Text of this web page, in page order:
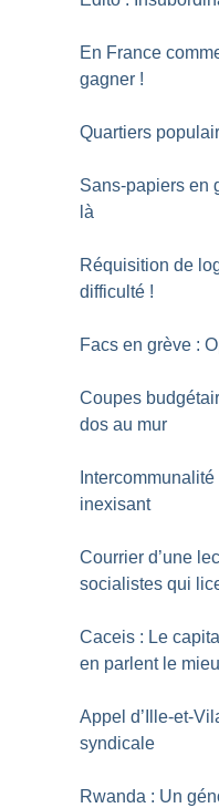
En France
gagner !
Quartiers
Sans-papiers en
là
Réquisition de
difficulté !
Facs en grève :
Coupes
dos au mur
inexisant
Courrier d’une
socialistes qui
Caceis : Le
en parlent le
Appel d’Ille-et-
syndicale
Rwanda : Un